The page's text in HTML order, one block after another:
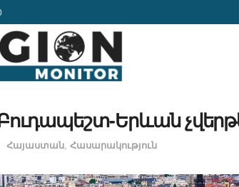
Երևան
Հայաստան, Հասարակություն